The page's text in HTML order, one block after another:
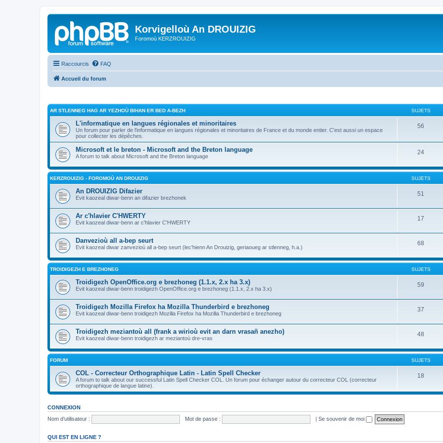
Korvigelloù An DROUIZIG
Foromoù KERZROUIZIG
Raccourcis FAQ
Accueil du forum
AR STLENNEG HAG AR YEZHOÙ BIHAN ER BED A-BEZH SUJETS
L'informatique en langues régionales et minoritaires
Un forum pour parler de l'informatique en langues régionales et minoritaires de France et du monde entier. C'est aussi un espace
pour collecter les dépêches.
56
Microsoft et le breton - Microsoft and the Breton language
A forum to talk about Microsoft and the Breton language
24
KERZROUIZIG - FOROMOÙ AN DROUIZIG SUJETS
An DROUIZIG Difazier
Evit kaozeal diwar-benn an difazier brezhonek
51
Ar c'hlavier C'HWERTY
Evit kaozeal diwar-benn ar c'hlavier C'HWERTY
17
Danvezioù all a-bep seurt
Evit kaozeal diwar zanvezioù all a-bep seurt (lec'hienn An Drouizig, geriaoueg ar stlenneg, h.a.)
68
TROIDIGEZH E BREZHONEG SUJETS
Troidigezh OpenOffice.org e brezhoneg (1.1.x, 2.x ha 3.x)
Evit kaozeal diwar-benn troidigezh OpenOffice.org e brezhoneg (1.1.x, 2.x ha 3.x)
59
Troidigezh Mozilla Firefox ha Mozilla Thunderbird e brezhoneg
Evit kaozeal diwar-benn troidigezh Mozilla Firefox ha Mozilla Thunderbird e brezhoneg
37
Troidigezh meziantoù all (frank a wirioù evit an darn vrasañ anezho)
Evit kaozeal diwar-benn troidigezh ar meziantoù dre-vras
48
FORUM SUJETS
COL - Correcteur Orthographique Latin - Latin Spell Checker
A forum to talk about our successful Latin Spell Checker COL. Un forum pour échanger autour du correcteur COL (correcteur
orthographique de langue latine).
18
CONNEXION
Nom d’utilisateur :
Mot de passe : | Se souvenir de moi
QUI EST EN LIGNE ?